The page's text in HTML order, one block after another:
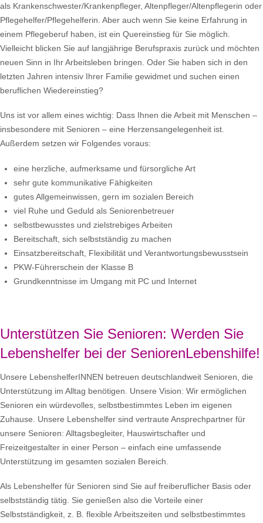
als Krankenschwester/Krankenpfleger, Altenpfleger/Altenpflegerin oder
Pflegehelfer/Pflegehelferin. Aber auch wenn Sie keine Erfahrung in
einem Pflegeberuf haben, ist ein Quereinstieg für Sie möglich.
Vielleicht blicken Sie auf langjährige Berufspraxis zurück und möchten
neuen Sinn in Ihr Arbeitsleben bringen. Oder Sie haben sich in den
letzten Jahren intensiv Ihrer Familie gewidmet und suchen einen
beruflichen Wiedereinstieg?
Uns ist vor allem eines wichtig: Dass Ihnen die Arbeit mit Menschen –
insbesondere mit Senioren – eine Herzensangelegenheit ist.
Außerdem setzen wir Folgendes voraus:
eine herzliche, aufmerksame und fürsorgliche Art
sehr gute kommunikative Fähigkeiten
gutes Allgemeinwissen, gern im sozialen Bereich
viel Ruhe und Geduld als Seniorenbetreuer
selbstbewusstes und zielstrebiges Arbeiten
Bereitschaft, sich selbstständig zu machen
Einsatzbereitschaft, Flexibilität und Verantwortungsbewusstsein
PKW-Führerschein der Klasse B
Grundkenntnisse im Umgang mit PC und Internet
Unterstützen Sie Senioren: Werden Sie
Lebenshelfer bei der SeniorenLebenshilfe!
Unsere LebenshelferINNEN betreuen deutschlandweit Senioren, die
Unterstützung im Alltag benötigen. Unsere Vision: Wir ermöglichen
Senioren ein würdevolles, selbstbestimmtes Leben im eigenen
Zuhause. Unsere Lebenshelfer sind vertraute Ansprechpartner für
unsere Senioren: Alltagsbegleiter, Hauswirtschafter und
Freizeitgestalter in einer Person – einfach eine umfassende
Unterstützung im gesamten sozialen Bereich.
Als Lebenshelfer für Senioren sind Sie auf freiberuflicher Basis oder
selbstständig tätig. Sie genießen also die Vorteile einer
Selbstständigkeit, z. B. flexible Arbeitszeiten und selbstbestimmtes